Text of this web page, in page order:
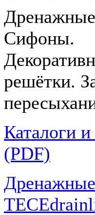
Сифоны.
решётки.
Каталоги
(PDF)